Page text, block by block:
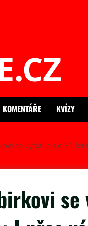
KOMENTÁŘE KVÍZY
se vyfotila s o 31